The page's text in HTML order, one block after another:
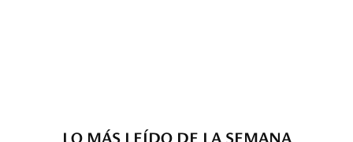
LO MÁS LEÍDO DE LA SEMANA